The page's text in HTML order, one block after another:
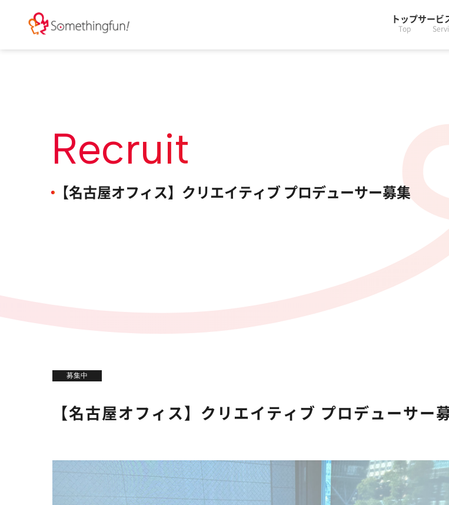
トップ
Top
サービ
Recruit
【名古屋オフィス】クリエイティブ プロデューサー募集
募集中
【名古屋オフィス】クリエイティブ プロデューサー